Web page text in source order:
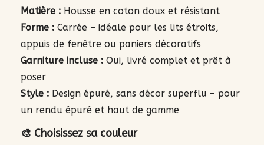
Matière : Housse en coton doux et résistant
Forme : Carrée – idéale pour les lits étroits,
appuis de fenêtre ou paniers décoratifs
Garniture incluse : Oui, livré complet et prêt à
poser
Style : Design épuré, sans décor superflu – pour
un rendu épuré et haut de gamme
🎨 Choisissez sa couleur